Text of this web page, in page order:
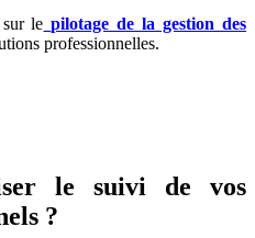
le pilotage de la gestion des
professionnelles.
le suivi de vos
?